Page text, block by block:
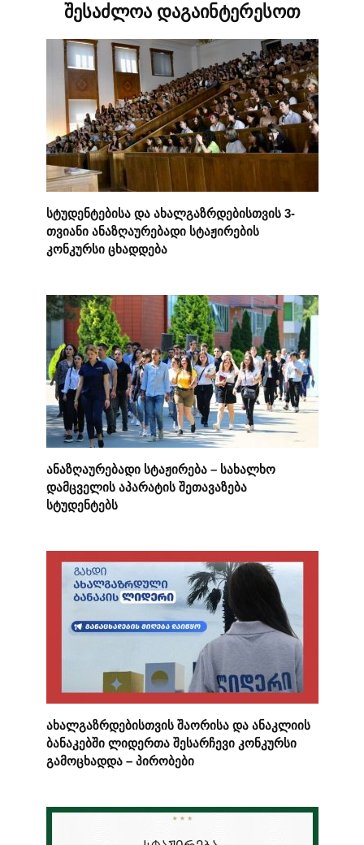
შესაძლოა დაგაინტერესოთ
სტუდენტებისა და ახალგაზრდებისთვის 3-
თვიანი ანაზღაურებადი სტაჟირების
კონკურსი ცხადდება
ანაზღაურებადი სტაჟირება – სახალხო
დამცველის აპარატის შეთავაზება
სტუდენტებს
ახალგაზრდებისთვის შაორისა და ანაკლიის
ბანაკებში ლიდერთა შესარჩევი კონკურსი
გამოცხადდა – პირობები